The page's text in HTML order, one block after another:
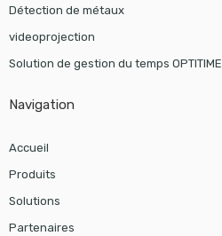
Détection de métaux
videoprojection
Solution de gestion du temps OPTITIME
Navigation
Accueil
Produits
Solutions
Partenaires